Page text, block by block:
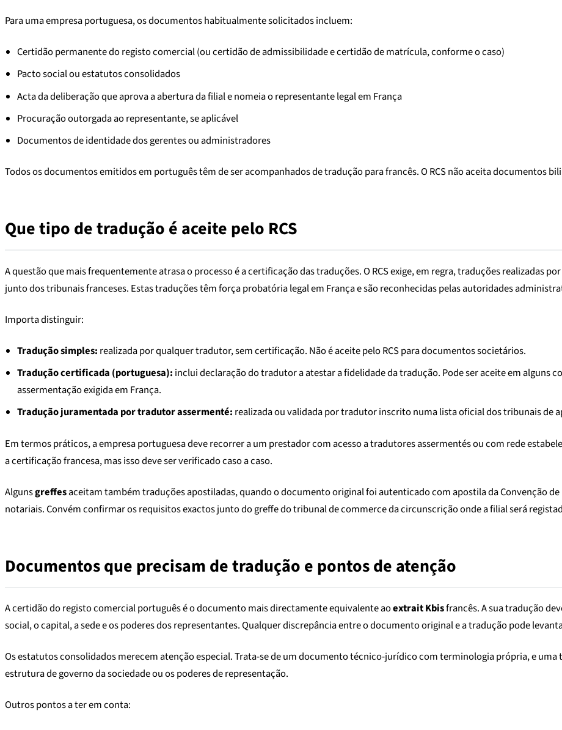
Para uma empresa portuguesa, os documentos habitualmente solicitados incluem:
Certidão permanente do registo comercial (ou certidão de admissibilidade e certidão de matrícula, conforme o caso)
Pacto social ou estatutos consolidados
Acta da deliberação que aprova a abertura da filial e nomeia o representante legal em França
Procuração outorgada ao representante, se aplicável
Documentos de identidade dos gerentes ou administradores
Todos os documentos emitidos em português têm de ser acompanhados de tradução para francês. O RCS não aceita documentos
Que tipo de tradução é aceite pelo RCS
A questão que mais frequentemente atrasa o processo é a certificação das traduções. O RCS exige, em regra, traduções realizadas
junto dos tribunais franceses. Estas traduções têm força probatória legal em França e são reconhecidas pelas autoridades
Importa distinguir:
Tradução simples: realizada por qualquer tradutor, sem certificação. Não é aceite pelo RCS para documentos societários.
Tradução certificada (portuguesa): inclui declaração do tradutor a atestar a fidelidade da tradução. Pode ser aceite em alguns
assermentação exigida em França.
Tradução juramentada por tradutor assermenté: realizada ou validada por tradutor inscrito numa lista oficial dos tribunais de
Em termos práticos, a empresa portuguesa deve recorrer a um prestador com acesso a tradutores assermentés ou com rede
a certificação francesa, mas isso deve ser verificado caso a caso.
Algunsgreffesaceitam também traduções apostiladas, quando o documento original foi autenticado com apostila da Convenção
notariais. Convém confirmar os requisitos exactos junto do greffe do tribunal de commerce da circunscrição onde a filial será
Documentos que precisam de tradução e pontos de atenção
A certidão do registo comercial português é o documento mais directamente equivalente aoextrait Kbisfrancês. A sua tradução
social, o capital, a sede e os poderes dos representantes. Qualquer discrepância entre o documento original e a tradução pode
Os estatutos consolidados merecem atenção especial. Trata-se de um documento técnico-jurídico com terminologia própria, e
estrutura de governo da sociedade ou os poderes de representação.
Outros pontos a ter em conta: